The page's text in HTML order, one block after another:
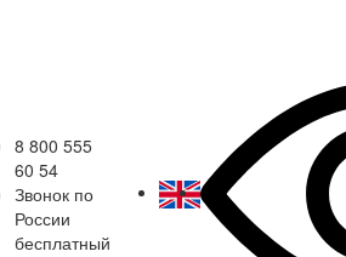
8 800 555
60 54
Звонок по
России
бесплатный